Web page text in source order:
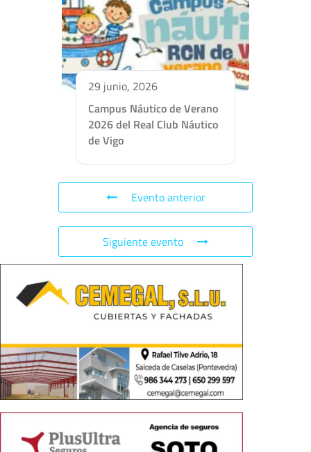
29 junio, 2026
Campus Náutico de Verano
2026 del Real Club Náutico
de Vigo
Evento anterior
Siguiente evento